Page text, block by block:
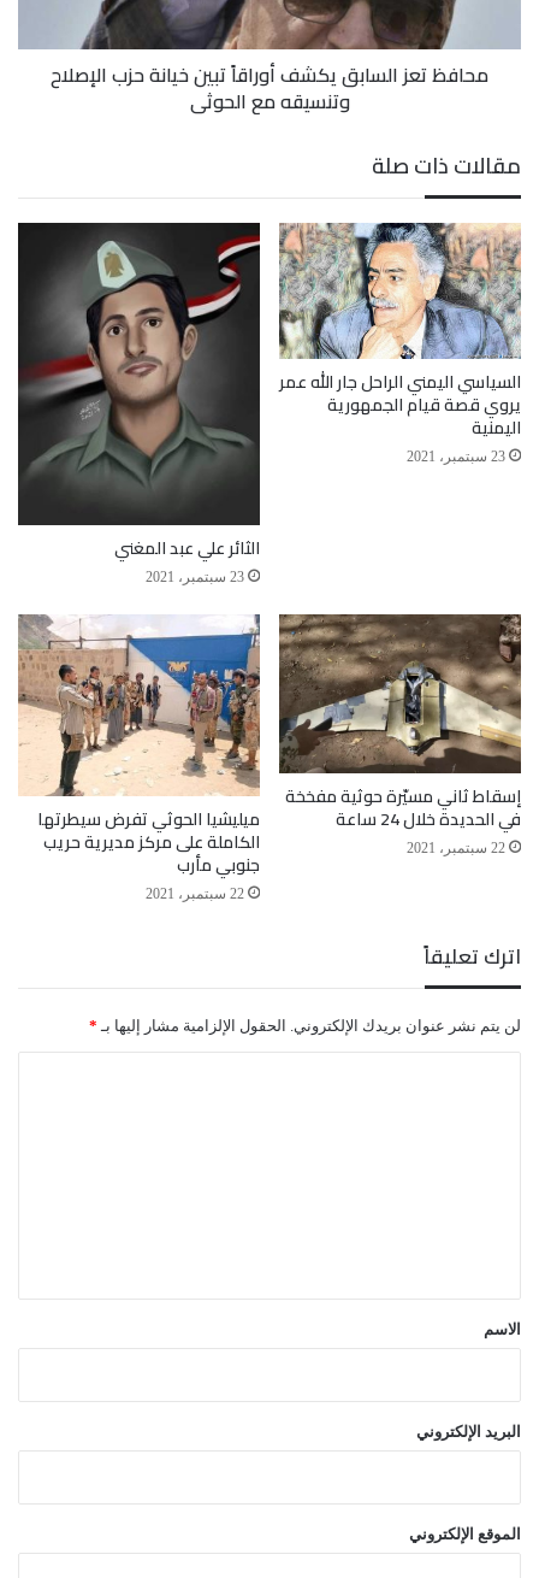
الإصلاح
وتنسيقهمحافظ تعز السابق يكشف أوراقاً تبين خيانة حزب الإصلاح
وتنسيقه مع الحوثي
مقالات ذات صلة
السياسي اليمني الراحل جار الله عمر
يروي قصة قيام الجمهورية
اليمنية
23 سبتمبر، 2021
الثائر علي عبد المغني
23 سبتمبر، 2021
إسقاط ثاني مسيّرة حوثية مفخخة
في الحديدة خلال 24 ساعة
22 سبتمبر، 2021
ميليشيا الحوثي تفرض سيطرتها
الكاملة على مركز مديرية حريب
جنوبي مأرب
22 سبتمبر، 2021
اترك تعليقاً
لن يتم نشر عنوان بريدك الإلكتروني. الحقول الإلزامية مشار إليها بـ *
*
الاسم
البريد الإلكتروني
الموقع الإلكتروني